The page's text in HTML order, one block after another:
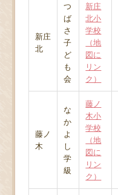
新庄
北
つ
ば
さ
子
ど
も
会
新庄
北小
学校
（地
図に
リン
ク）
藤ノ
木
な
か
よ
し
学
級
藤ノ
木小
学校
（地
図に
リン
ク）